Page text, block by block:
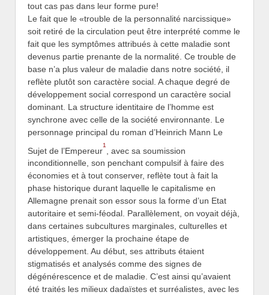
tout cas pas dans leur forme pure!
Le fait que le «trouble de la personnalité narcissique»
soit retiré de la circulation peut être interprété comme le
fait que les symptômes attribués à cette maladie sont
devenus partie prenante de la normalité. Ce trouble de
base n’a plus valeur de maladie dans notre société, il
reflète plutôt son caractère social. A chaque degré de
développement social correspond un caractère social
dominant. La structure identitaire de l’homme est
synchrone avec celle de la société environnante. Le
personnage principal du roman d’Heinrich Mann Le
Sujet de l’Empereur
1
, avec sa soumission
inconditionnelle, son penchant compulsif à faire des
économies et à tout conserver, reflète tout à fait la
phase historique durant laquelle le capitalisme en
Allemagne prenait son essor sous la forme d’un Etat
autoritaire et semi-féodal. Parallèlement, on voyait déjà,
dans certaines subcultures marginales, culturelles et
artistiques, émerger la prochaine étape de
développement. Au début, ses attributs étaient
stigmatisés et analysés comme des signes de
dégénérescence et de maladie. C’est ainsi qu’avaient
été traités les milieux dadaïstes et surréalistes, avec les